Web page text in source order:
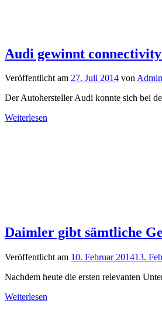
Audi gewinnt
Veröffentlicht am 27. Juli 2014 von
Der Autohersteller Audi konnte sich bei
Weiterlesen
Daimler gibt sämtliche
Veröffentlicht am 10. Februar 201413.
Nachdem heute die ersten relevanten
Weiterlesen